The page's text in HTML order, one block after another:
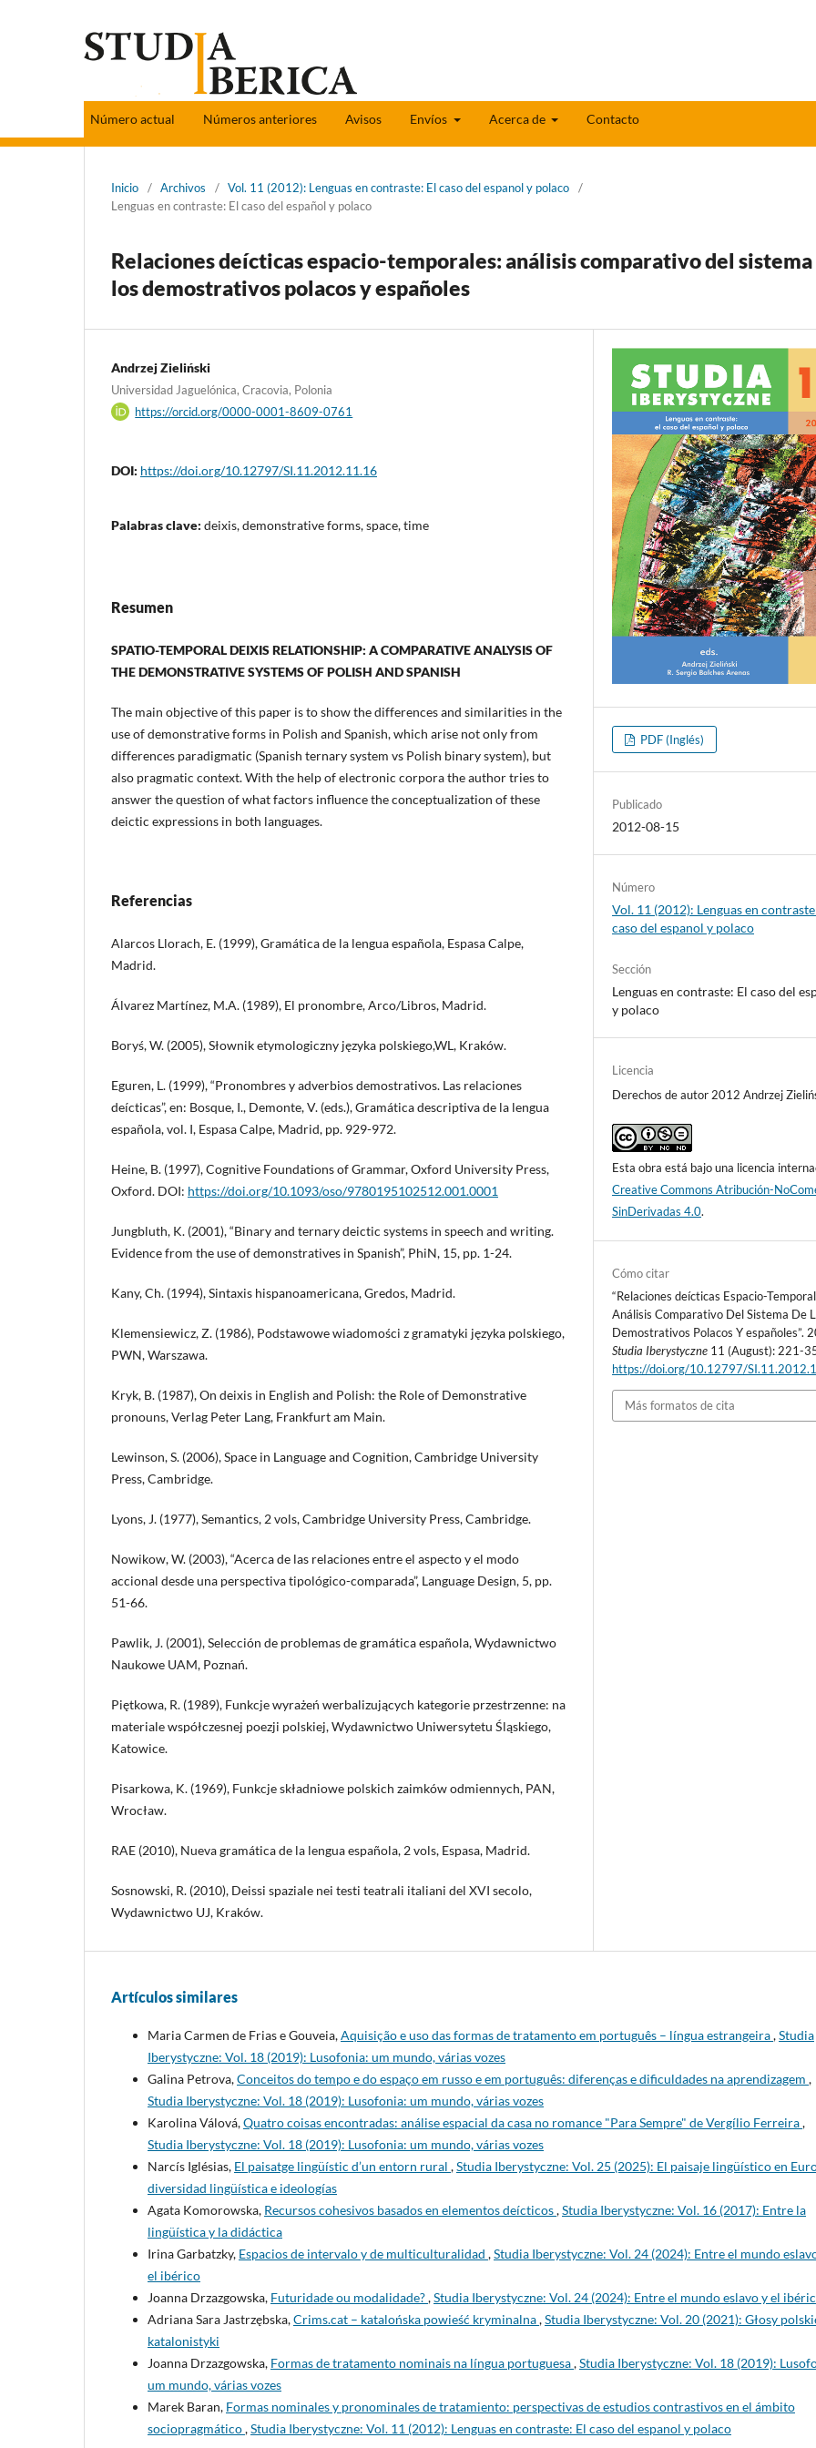
Número actual Números anteriores Avisos Envíos Acerca de Contacto
Inicio / Archivos / Vol. 11 (2012): Lenguas en contraste: El caso del espanol y polaco
/
Lenguas en contraste: El caso del español y polaco
Relaciones deícticas espacio-temporales: análisis comparativo del sistema
los demostrativos polacos y españoles
Andrzej Zieliński
Universidad Jaguelónica, Cracovia, Polonia
https://orcid.org/0000-0001-8609-0761
DOI: https://doi.org/10.12797/SI.11.2012.11.16
Palabras clave: deixis, demonstrative forms, space, time
Resumen
SPATIO-TEMPORAL DEIXIS RELATIONSHIP: A COMPARATIVE ANALYSIS OF
THE DEMONSTRATIVE SYSTEMS OF POLISH AND SPANISH
The main objective of this paper is to show the differences and similarities in the
use of demonstrative forms in Polish and Spanish, which arise not only from
differences paradigmatic (Spanish ternary system vs Polish binary system), but
also pragmatic context. With the help of electronic corpora the author tries to
answer the question of what factors influence the conceptualization of these
deictic expressions in both languages.
Referencias
Alarcos Llorach, E. (1999), Gramática de la lengua española, Espasa Calpe,
Madrid.
Álvarez Martínez, M.A. (1989), El pronombre, Arco/Libros, Madrid.
Boryś, W. (2005), Słownik etymologiczny języka polskiego,WL, Kraków.
Eguren, L. (1999), “Pronombres y adverbios demostrativos. Las relaciones
deícticas”, en: Bosque, I., Demonte, V. (eds.), Gramática descriptiva de la lengua
española, vol. I, Espasa Calpe, Madrid, pp. 929-972.
Heine, B. (1997), Cognitive Foundations of Grammar, Oxford University Press,
Oxford. DOI: https://doi.org/10.1093/oso/9780195102512.001.0001
Jungbluth, K. (2001), “Binary and ternary deictic systems in speech and writing.
Evidence from the use of demonstratives in Spanish”, PhiN, 15, pp. 1-24.
Kany, Ch. (1994), Sintaxis hispanoamericana, Gredos, Madrid.
Klemensiewicz, Z. (1986), Podstawowe wiadomości z gramatyki języka polskiego,
PWN, Warszawa.
Kryk, B. (1987), On deixis in English and Polish: the Role of Demonstrative
pronouns, Verlag Peter Lang, Frankfurt am Main.
Lewinson, S. (2006), Space in Language and Cognition, Cambridge University
Press, Cambridge.
Lyons, J. (1977), Semantics, 2 vols, Cambridge University Press, Cambridge.
Nowikow, W. (2003), “Acerca de las relaciones entre el aspecto y el modo
accional desde una perspectiva tipológico-comparada”, Language Design, 5, pp.
51-66.
Pawlik, J. (2001), Selección de problemas de gramática española, Wydawnictwo
Naukowe UAM, Poznań.
Piętkowa, R. (1989), Funkcje wyrażeń werbalizujących kategorie przestrzenne: na
materiale współczesnej poezji polskiej, Wydawnictwo Uniwersytetu Śląskiego,
Katowice.
Pisarkowa, K. (1969), Funkcje składniowe polskich zaimków odmiennych, PAN,
Wrocław.
RAE (2010), Nueva gramática de la lengua española, 2 vols, Espasa, Madrid.
Sosnowski, R. (2010), Deissi spaziale nei testi teatrali italiani del XVI secolo,
Wydawnictwo UJ, Kraków.
PDF (Inglés)
Publicado
2012-08-15
Número
Vol. 11 (2012): Lenguas en
caso del espanol y polaco
Sección
Lenguas en contraste: El caso del
y polaco
Licencia
Derechos de autor 2012 Andrzej
Esta obra está bajo una licencia
Creative Commons Atribución-
SinDerivadas 4.0.
Cómo citar
“Relaciones deícticas Espacio-
Análisis Comparativo Del Sistema De
Demostrativos Polacos Y españoles”.
Studia Iberystyczne 11 (August): 221-
https://doi.org/10.12797/
Más formatos de cita
Artículos similares
Maria Carmen de Frias e Gouveia,Aquisição e uso das formas de tratamento em português – língua estrangeira,Studia
Iberystyczne: Vol. 18 (2019): Lusofonia: um mundo, várias vozes
Galina Petrova,Conceitos do tempo e do espaço em russo e em português: diferenças e dificuldades na aprendizagem ,
Studia Iberystyczne: Vol. 18 (2019): Lusofonia: um mundo, várias vozes
Karolina Válová,Quatro coisas encontradas: análise espacial da casa no romance "Para Sempre" de Vergílio Ferreira,
Studia Iberystyczne: Vol. 18 (2019): Lusofonia: um mundo, várias vozes
Narcís Iglésias, El paisatge lingüístic d’un entorn rural ,Studia Iberystyczne: Vol. 25 (2025): El paisaje lingüístico en
diversidad lingüística e ideologías
Agata Komorowska, Recursos cohesivos basados en elementos deícticos,Studia Iberystyczne: Vol. 16 (2017): Entre la
lingüística y la didáctica
Irina Garbatzky, Espacios de intervalo y de multiculturalidad ,Studia Iberystyczne: Vol. 24 (2024): Entre el mundo
el ibérico
Joanna Drzazgowska, Futuridade ou modalidade?,Studia Iberystyczne: Vol. 24 (2024): Entre el mundo eslavo y el
Adriana Sara Jastrzębska,Crims.cat – katalońska powieść kryminalna,Studia Iberystyczne: Vol. 20 (2021): Głosy
katalonistyki
Joanna Drzazgowska, Formas de tratamento nominais na língua portuguesa,Studia Iberystyczne: Vol. 18 (2019):
um mundo, várias vozes
Marek Baran, Formas nominales y pronominales de tratamiento: perspectivas de estudios contrastivos en el ámbito
sociopragmático,Studia Iberystyczne: Vol. 11 (2012): Lenguas en contraste: El caso del espanol y polaco